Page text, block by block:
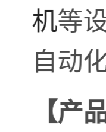
机等
自动化
【产